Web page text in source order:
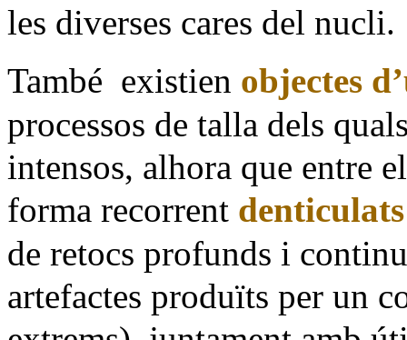
les diverses cares del nucli.
També existien objectes
processos de talla dels
intensos, alhora que entre
forma recorrent denticulats
de retocs profunds i
artefactes produïts per un